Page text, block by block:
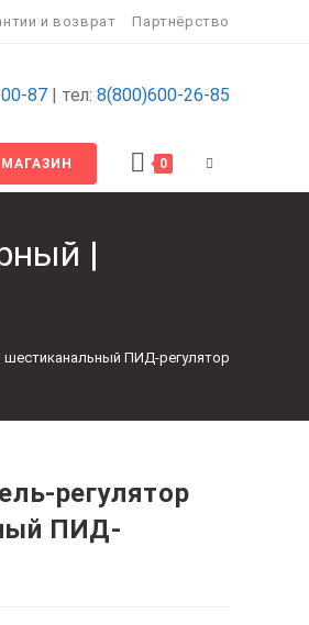
и возврат Партнёрство
87 | тел: 8(800)600-26-85
МАГАЗИН 0
|
ПИД-регулятор
регулятор
ПИД-